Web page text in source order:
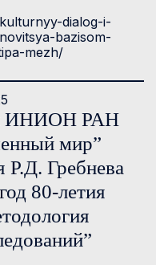
dialog-i-
bazisom-
mezh/
ИНИОН РАН
мир”
Р.Д. Гребнева
80-летия